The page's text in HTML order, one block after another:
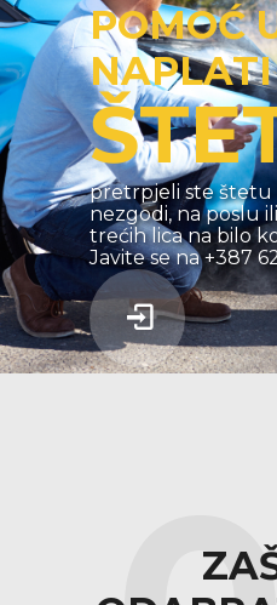
POMOĆ
NAPLATI
pretrpjeli ste štetu
nezgodi, na poslu
trećih lica na bilo
Javite se na +387